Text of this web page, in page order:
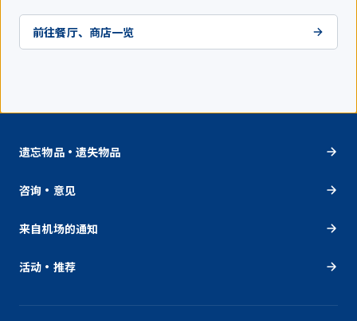
前往餐厅、商店一览
遗忘物品・遗失物品
咨询・意见
来自机场的通知
活动・推荐